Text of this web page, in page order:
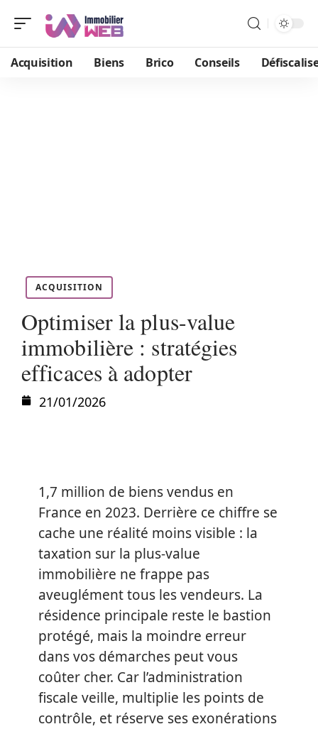
Acquisition Biens Brico Conseils
ACQUISITION
Optimiser la plus-value
immobilière : stratégies
efficaces à adopter
21/01/2026
1,7 million de biens vendus en
France en 2023. Derrière ce chiffre se
cache une réalité moins visible : la
taxation sur la plus-value
immobilière ne frappe pas
aveuglément tous les vendeurs. La
résidence principale reste le bastion
protégé, mais la moindre erreur
dans vos démarches peut vous
coûter cher. Car l’administration
fiscale veille, multiplie les points de
contrôle, et réserve ses exonérations